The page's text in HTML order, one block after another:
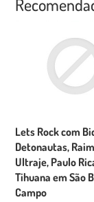
Lets Rock com
Detonautas,
Ultraje, Paulo
Tihuana em São
Campo